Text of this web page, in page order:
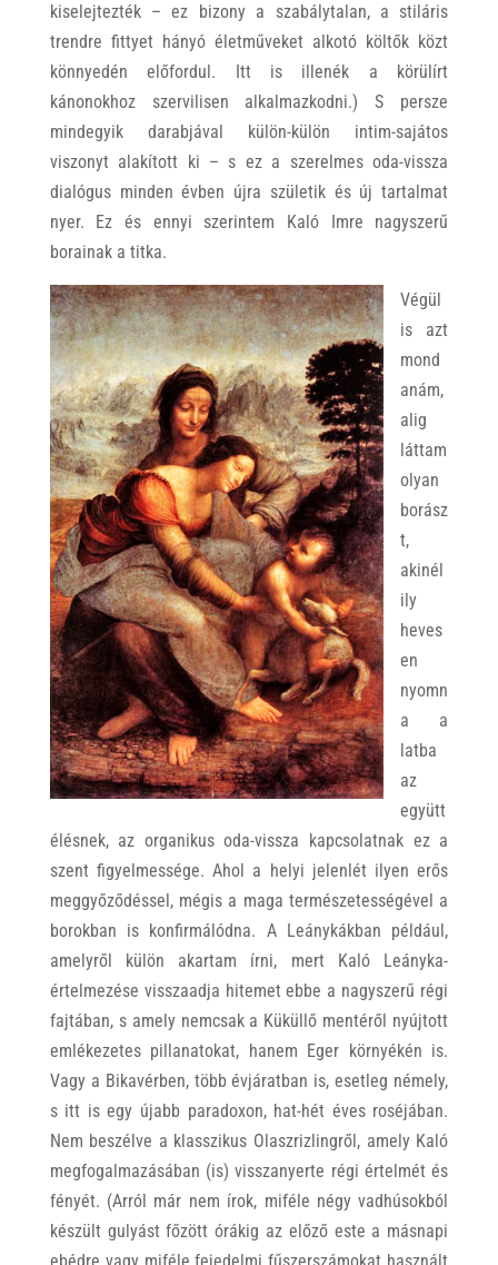
kiselejtezték – ez bizony a szabálytalan, a stiláris
trendre fittyet hányó életműveket alkotó költők közt
könnyedén előfordul. Itt is illenék a körülírt
kánonokhoz szervilisen alkalmazkodni.) S persze
mindegyik darabjával külön-külön intim-sajátos
viszonyt alakított ki – s ez a szerelmes oda-vissza
dialógus minden évben újra születik és új tartalmat
nyer. Ez és ennyi szerintem Kaló Imre nagyszerű
borainak a titka.
Végül
is azt
mond
anám,
alig
láttam
olyan
borász
t,
akinél
ily
heves
en
nyomn
a a
latba
az
együtt
élésnek, az organikus oda-vissza kapcsolatnak ez a
szent figyelmessége. Ahol a helyi jelenlét ilyen erős
meggyőződéssel, mégis a maga természetességével a
borokban is konfirmálódna. A Leánykákban például,
amelyről külön akartam írni, mert Kaló Leányka-
értelmezése visszaadja hitemet ebbe a nagyszerű régi
fajtában, s amely nemcsak a Küküllő mentéről nyújtott
emlékezetes pillanatokat, hanem Eger környékén is.
Vagy a Bikavérben, több évjáratban is, esetleg némely,
s itt is egy újabb paradoxon, hat-hét éves roséjában.
Nem beszélve a klasszikus Olaszrizlingről, amely Kaló
megfogalmazásában (is) visszanyerte régi értelmét és
fényét. (Arról már nem írok, miféle négy vadhúsokból
készült gulyást főzött órákig az előző este a másnapi